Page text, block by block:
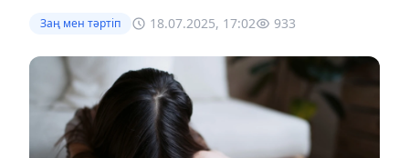
Заң мен тəртіп 18.07.2025, 17:02 933